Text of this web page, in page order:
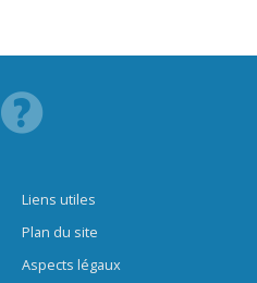
Liens utiles
Plan du site
Aspects légaux